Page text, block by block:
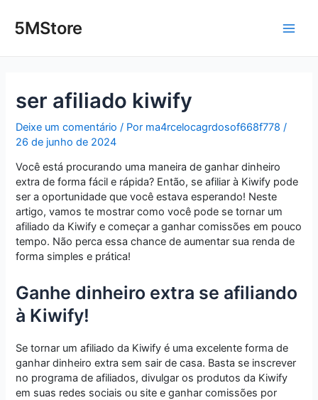
para5MStore
ser afiliado kiwify
Deixe um comentário / Por ma4rcelocagrdosof668f778/
26 de junho de 2024
Você está procurando uma maneira de ganhar dinheiro
extra de forma fácil e rápida? Então, se afiliar à Kiwify pode
ser a oportunidade que você estava esperando! Neste
artigo, vamos te mostrar como você pode se tornar um
afiliado da Kiwify e começar a ganhar comissões em pouco
tempo. Não perca essa chance de aumentar sua renda de
forma simples e prática!
Ganhe dinheiro extra se afiliando
à Kiwify!
Se tornar um afiliado da Kiwify é uma excelente forma de
ganhar dinheiro extra sem sair de casa. Basta se inscrever
no programa de afiliados, divulgar os produtos da Kiwify
em suas redes sociais ou site e ganhar comissões por
navigation